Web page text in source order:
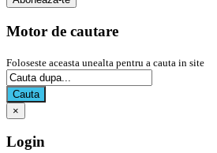
Motor de cautare
Foloseste aceasta unealta pentru a cauta in site
Cauta
×
Login